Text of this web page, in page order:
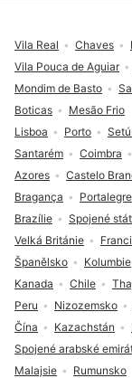
Brazílie Spojené
Velká Británie
Španělsko
Kolumbie
Kanada
Chile
Peru
Nizozemsko
Čína
Kazachstán
Spojené arabské
Malajsie
Rumunsko
Lisboa Porto
Santarém
Coimbra
Azores
Castelo
Bragança
Portalegre
Vila Real Chaves
Vila Pouca de Aguiar
Mondim de Basto
Boticas
Mesão Frio